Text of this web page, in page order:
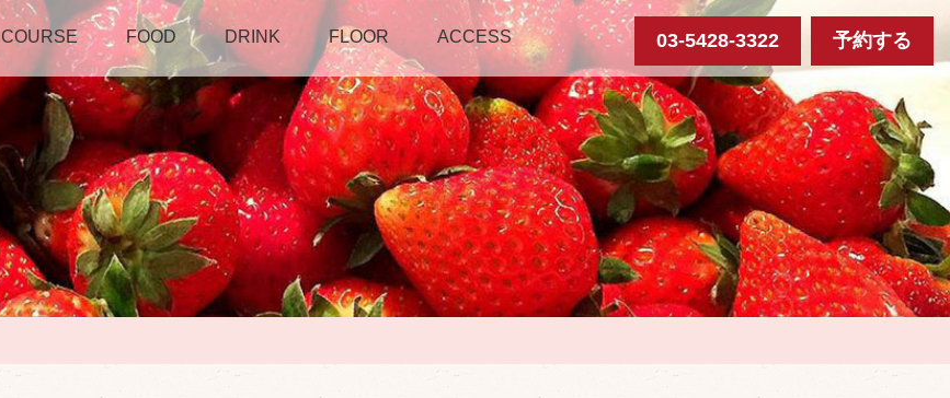
03-5428-3322 予約する
COURSE FOOD DRINK FLOOR ACCESS